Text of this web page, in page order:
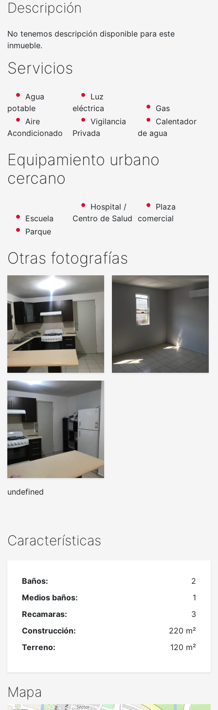
Características
Baños:
2
Medios baños:
1
Recamaras:
3
Construcción:
220 m²
Terreno:
120 m²
Mapa
Descripción
No tenemos descripción disponible para este
inmueble.
Servicios
Agua
potable
Luz
eléctrica
Gas
Aire
Acondicionado
Vigilancia
Privada
Calentador
de agua
Equipamiento urbano
cercano
Escuela
Hospital /
Centro de Salud
Plaza
comercial
Parque
Otras fotografías
undefined